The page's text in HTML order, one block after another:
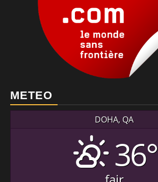
METEO
DOHA, QA
36°